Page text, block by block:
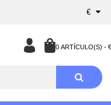
€
0 ARTÍCULO(S) -